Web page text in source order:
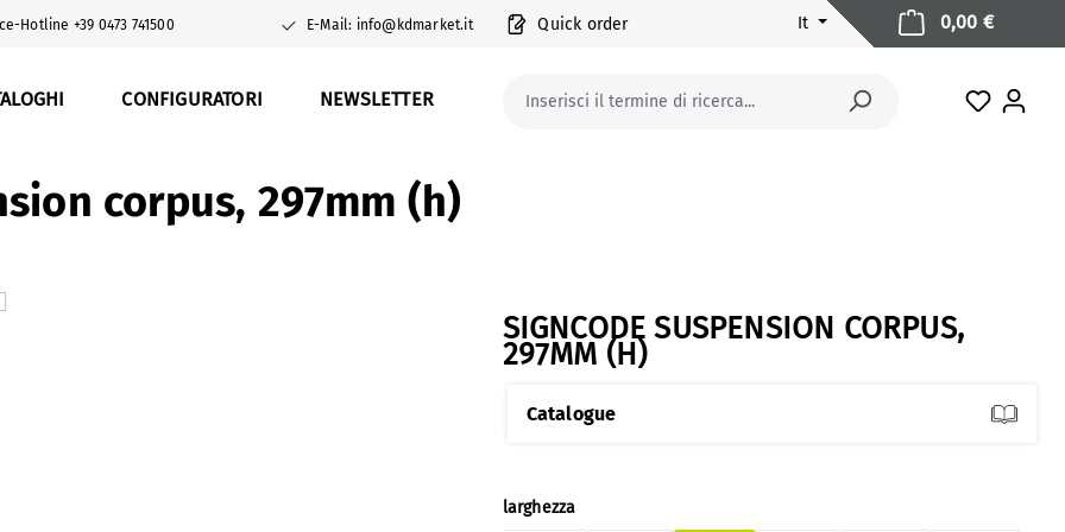
Hotline +39 0473 741500 E-Mail: info@kdmarket.it Quick order It
CONFIGURATORI NEWSLETTER Hai 0
0,00 €Il
corpus, 297mm (h)
SIGNCODE SUSPENSION CORPUS,
297MM (H)
Catalogue
Seleziona
larghezza